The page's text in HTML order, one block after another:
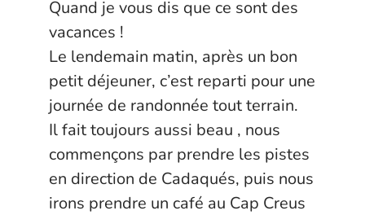
Quand je vous dis que ce sont des
vacances !
Le lendemain matin, après un bon
petit déjeuner, c’est reparti pour une
journée de randonnée tout terrain.
Il fait toujours aussi beau , nous
commençons par prendre les pistes
en direction de Cadaqués, puis nous
irons prendre un café au Cap Creus